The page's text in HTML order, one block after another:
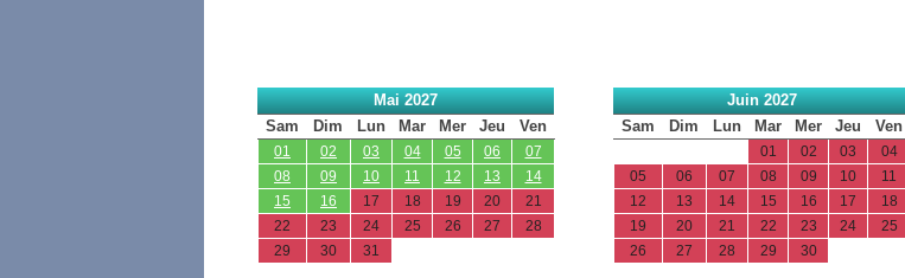
Mai 2027
Sam
Dim Lun Mar Mer Jeu Ven
01 02 03 04 05 06
07
08
09 10 11 12 13
14
15
16 17 18 19 20
21
22
23 24 25 26 27
28
29
30 31
Juin 2027
Sam
Dim Lun Mar Mer Jeu Ven
01 02 03
04
05
06 07 08 09 10
11
12
13 14 15 16 17
18
19
20 21 22 23 24
25
26
27 28 29 30